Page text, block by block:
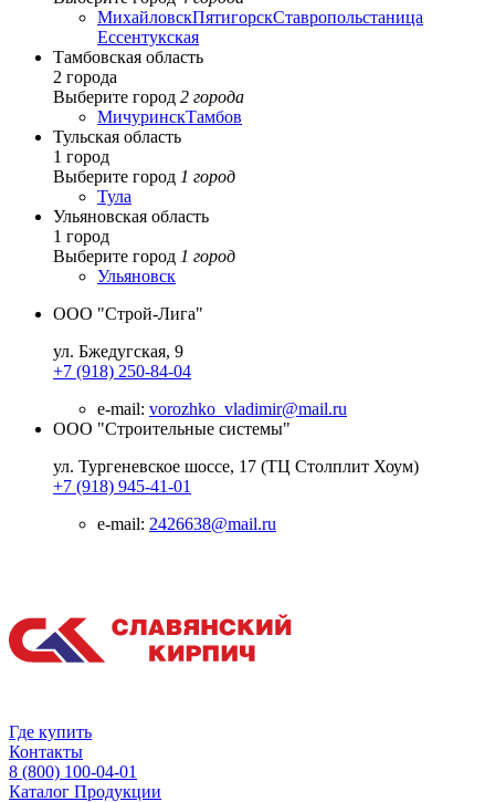
МихайловскПятигорскСтавропольстаница
Ессентукская
Тамбовская область
2 города
Выберите город 2 города
МичуринскТамбов
Тульская область
1 город
Выберите город 1 город
Тула
Ульяновская область
1 город
Выберите город 1 город
Ульяновск
ООО "Строй-Лига"
ул. Бжедугская, 9
+7 (918) 250-84-04
e-mail: vorozhko_vladimir@mail.ru
ООО "Строительные системы"
ул. Тургеневское шоссе, 17 (ТЦ Столплит Хоум)
+7 (918) 945-41-01
e-mail: 2426638@mail.ru
Где купить
Контакты
8 (800) 100-04-01
Каталог Продукции